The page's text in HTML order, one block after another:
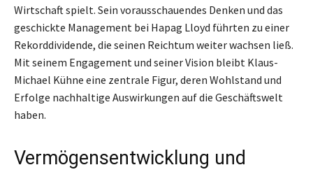
Wirtschaft spielt. Sein vorausschauendes Denken und das
geschickte Management bei Hapag Lloyd führten zu einer
Rekorddividende, die seinen Reichtum weiter wachsen ließ.
Mit seinem Engagement und seiner Vision bleibt Klaus-
Michael Kühne eine zentrale Figur, deren Wohlstand und
Erfolge nachhaltige Auswirkungen auf die Geschäftswelt
haben.
Vermögensentwicklung und